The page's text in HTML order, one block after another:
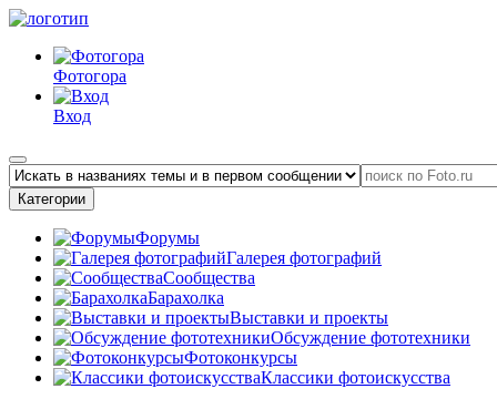
Фотогора
Вход
Категории
Форумы
Галерея фотографий
Сообщества
Барахолка
Выставки и проекты
Обсуждение фототехники
Фотоконкурсы
Классики фотоискусства